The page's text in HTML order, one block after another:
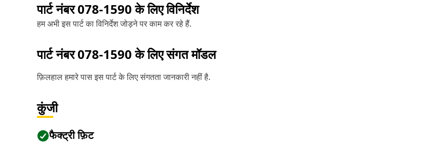
पार्ट नंबर078-1590के लिए विनिर्देश
हम अभी इस पार्ट का विनिर्देश जोड़ने पर काम कर रहे हैं.
पार्ट नंबर078-1590के लिए संगत मॉडल
फ़िलहाल हमारे पास इस पार्ट के लिए संगतता जानकारी नहीं है.
कुंजी
फैक्ट्री फ़िट